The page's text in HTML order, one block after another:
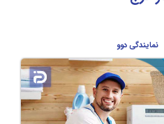
نمایندگی دوو